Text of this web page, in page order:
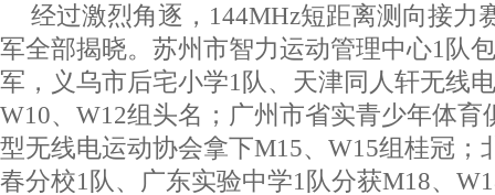
经过激烈角逐，144MHz短距离测向接力
军全部揭晓。苏州市智力运动管理中心1队
军，义乌市后宅小学1队、天津同人轩无线
W10、W12组头名；广州市省实青少年体育
型无线电运动协会拿下M15、W15组桂冠；
春分校1队、广东实验中学1队分获M18、